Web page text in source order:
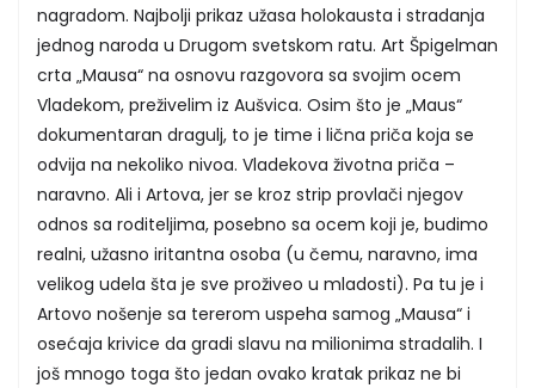
nagradom. Najbolji prikaz užasa holokausta i stradanja
jednog naroda u Drugom svetskom ratu. Art Špigelman
crta „Mausa“ na osnovu razgovora sa svojim ocem
Vladekom, preživelim iz Aušvica. Osim što je „Maus“
dokumentaran dragulj, to je time i lična priča koja se
odvija na nekoliko nivoa. Vladekova životna priča –
naravno. Ali i Artova, jer se kroz strip provlači njegov
odnos sa roditeljima, posebno sa ocem koji je, budimo
realni, užasno iritantna osoba (u čemu, naravno, ima
velikog udela šta je sve proživeo u mladosti). Pa tu je i
Artovo nošenje sa tererom uspeha samog „Mausa“ i
osećaja krivice da gradi slavu na milionima stradalih. I
još mnogo toga što jedan ovako kratak prikaz ne bi